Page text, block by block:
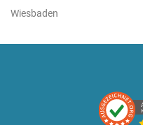
Wiesbaden